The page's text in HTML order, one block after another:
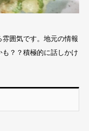
囲気です。地元の情報
？？積極的に話しかけ